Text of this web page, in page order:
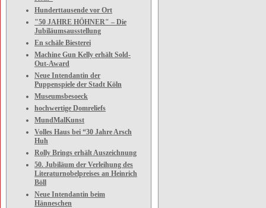
Hunderttausende vor Ort
"50 JAHRE HÖHNER" – Die
Jubiläumsausstellung
En schäle Biesterei
Machine Gun Kelly erhält Sold-
Out-Award
Neue Intendantin der
Puppenspiele der Stadt Köln
Museumsbesoeck
hochwertige Domreliefs
MundMalKunst
Volles Haus bei “30 Jahre Arsch
Huh
Rolly Brings erhält Auszeichnung
50. Jubiläum der Verleihung des
Literaturnobelpreises an Heinrich
Böll
Neue Intendantin beim
Hänneschen